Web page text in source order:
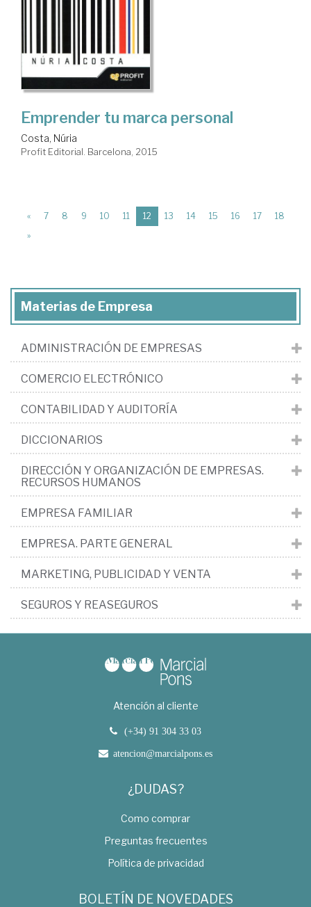
Emprender tu marca personal
Costa, Núria
Profit Editorial. Barcelona, 2015
« 7 8 9 10 11 12 (current)
13 14 15 16 17
18
»
Materias de Empresa
ADMINISTRACIÓN DE EMPRESAS
COMERCIO ELECTRÓNICO
CONTABILIDAD Y AUDITORÍA
DICCIONARIOS
DIRECCIÓN Y ORGANIZACIÓN DE EMPRESAS.
RECURSOS HUMANOS
EMPRESA FAMILIAR
EMPRESA. PARTE GENERAL
MARKETING, PUBLICIDAD Y VENTA
SEGUROS Y REASEGUROS
Atención al cliente
(+34) 91 304 33 03
atencion@marcialpons.es
¿DUDAS?
Como comprar
Preguntas frecuentes
Política de privacidad
BOLETÍN DE NOVEDADES